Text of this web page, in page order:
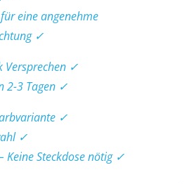
eine angenehme
✓
Versprechen ✓
2-3 Tagen ✓
✓
✓
Keine Steckdose nötig ✓